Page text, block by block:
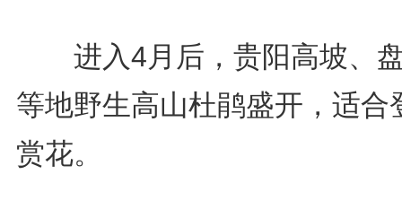
进入4月后，贵阳高坡、
等地野生高山杜鹃盛开，适合
赏花。